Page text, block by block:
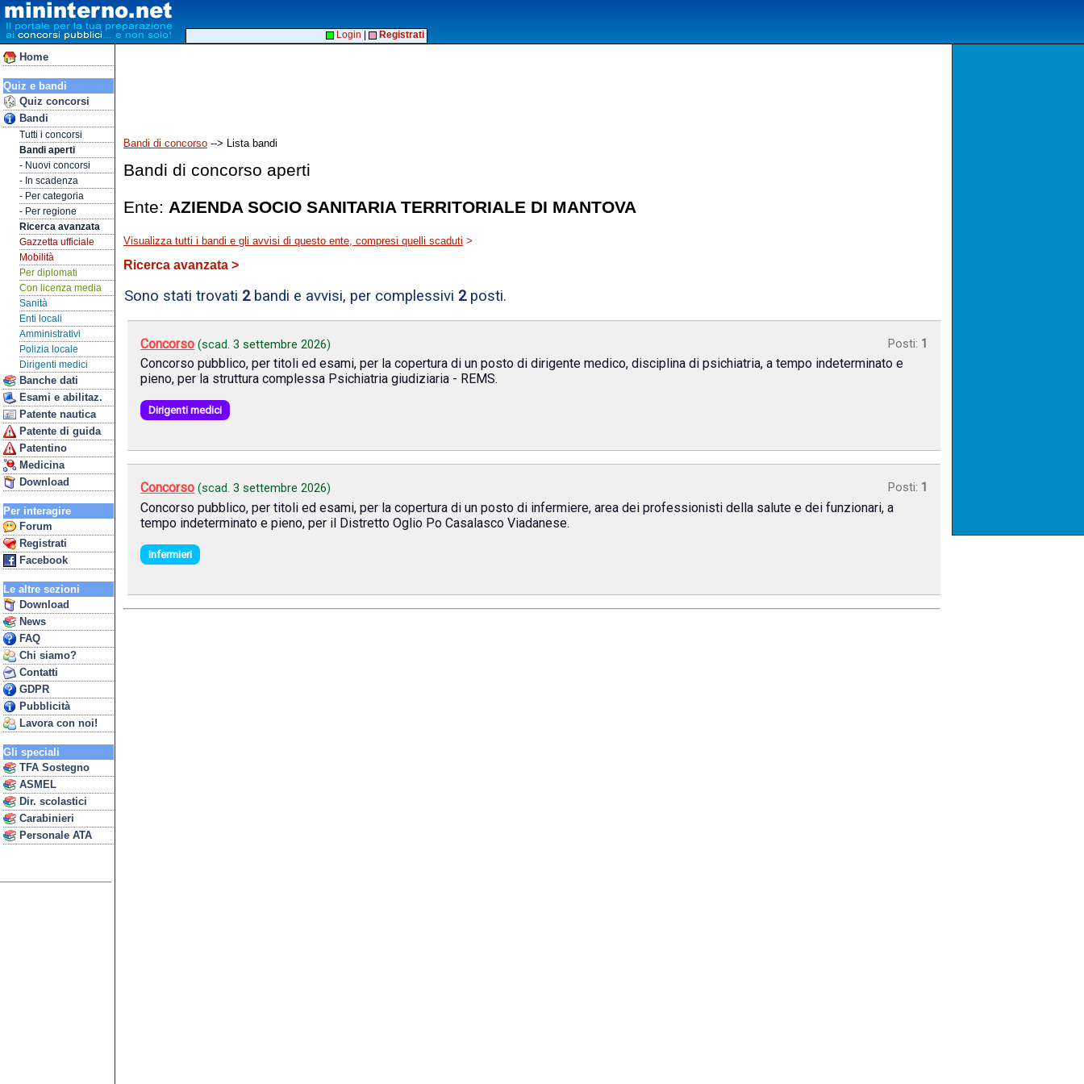
Home
Quiz e bandi
Quiz concorsi
Bandi
Tutti i concorsi
Bandi aperti
- Nuovi concorsi
- In scadenza
- Per categoria
- Per regione
Ricerca avanzata
Gazzetta ufficiale
Mobilità
Per diplomati
Con licenza media
Sanità
Enti locali
Amministrativi
Polizia locale
Dirigenti medici
Banche dati
Esami e abilitaz.
Patente nautica
Patente di guida
Patentino
Medicina
Download
Per interagire
Forum
Registrati
Facebook
Le altre sezioni
Download
News
FAQ
Chi siamo?
Contatti
GDPR
Pubblicità
Lavora con noi!
Gli speciali
TFA Sostegno
ASMEL
Dir. scolastici
Carabinieri
Personale ATA
Login Registrati
Bandi di concorso --> Lista bandi
Bandi di concorso aperti
Ente: AZIENDA SOCIO SANITARIA TERRITORIALE DI MANTOVA
Visualizza tutti i bandi e gli avvisi di questo ente, compresi quelli scaduti >
Ricerca avanzata >
Sono stati trovati 2bandi e avvisi, per complessivi 2posti.
Concorso (scad.3 settembre 2026) Posti: 1
Concorso pubblico, per titoli ed esami, per la copertura di un posto di dirigente medico, disciplina di psichiatria, a tempo indeterminato e
pieno, per la struttura complessa Psichiatria giudiziaria - REMS.
Dirigenti medici
Concorso (scad.3 settembre 2026) Posti: 1
Concorso pubblico, per titoli ed esami, per la copertura di un posto di infermiere, area dei professionisti della salute e dei funzionari, a
tempo indeterminato e pieno, per il Distretto Oglio Po Casalasco Viadanese.
Infermieri